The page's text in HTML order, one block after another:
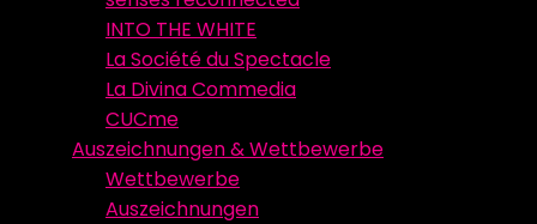
INTO THE WHITE
La Société du Spectacle
La Divina Commedia
CUCme
Auszeichnungen & Wettbewerbe
Wettbewerbe
Auszeichnungen